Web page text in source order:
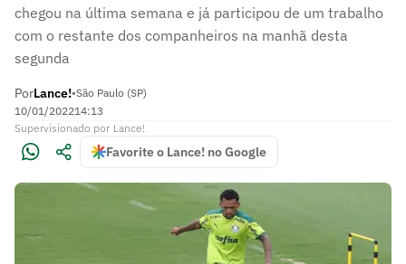
chegou na última semana e já participou de um trabalho
com o restante dos companheiros na manhã desta
segunda
PorLance!•São Paulo (SP)
10/01/202214:13
Supervisionado por Lance!
Favorite o Lance! no Google